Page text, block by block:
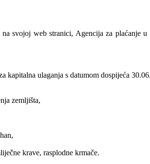
svojoj web stranici, Agencija za plaćanje
ulaganja s datumom dospijeća
zemljišta,
krave, rasplodne krmače.